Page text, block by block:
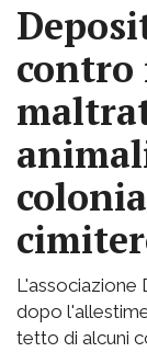
contro
L'associazione
dopo
tetto di alcuni